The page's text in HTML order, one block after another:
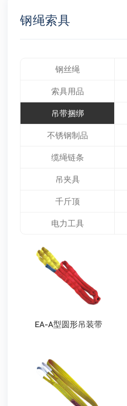
钢绳索具
钢丝绳
索具用品
吊带捆绑
不锈钢制品
缆绳链条
吊夹具
千斤顶
电力工具
EA-A型圆形吊装带